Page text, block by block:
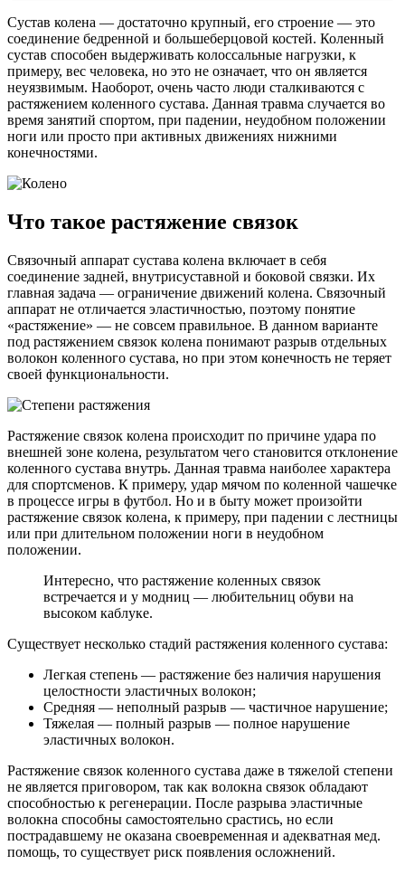
Сустав колена — достаточно крупный, его строение — это
соединение бедренной и большеберцовой костей. Коленный
сустав способен выдерживать колоссальные нагрузки, к
примеру, вес человека, но это не означает, что он является
неуязвимым. Наоборот, очень часто люди сталкиваются с
растяжением коленного сустава. Данная травма случается во
время занятий спортом, при падении, неудобном положении
ноги или просто при активных движениях нижними
конечностями.
Что такое растяжение связок
Связочный аппарат сустава колена включает в себя
соединение задней, внутрисуставной и боковой связки. Их
главная задача — ограничение движений колена. Связочный
аппарат не отличается эластичностью, поэтому понятие
«растяжение» — не совсем правильное. В данном варианте
под растяжением связок колена понимают разрыв отдельных
волокон коленного сустава, но при этом конечность не теряет
своей функциональности.
Растяжение связок колена происходит по причине удара по
внешней зоне колена, результатом чего становится отклонение
коленного сустава внутрь. Данная травма наиболее характера
для спортсменов. К примеру, удар мячом по коленной чашечке
в процессе игры в футбол. Но и в быту может произойти
растяжение связок колена, к примеру, при падении с лестницы
или при длительном положении ноги в неудобном
положении.
Интересно, что растяжение коленных связок
встречается и у модниц — любительниц обуви на
высоком каблуке.
Существует несколько стадий растяжения коленного сустава:
Легкая степень — растяжение без наличия нарушения
целостности эластичных волокон;
Средняя — неполный разрыв — частичное нарушение;
Тяжелая — полный разрыв — полное нарушение
эластичных волокон.
Растяжение связок коленного сустава даже в тяжелой степени
не является приговором, так как волокна связок обладают
способностью к регенерации. После разрыва эластичные
волокна способны самостоятельно срастись, но если
пострадавшему не оказана своевременная и адекватная мед.
помощь, то существует риск появления осложнений.